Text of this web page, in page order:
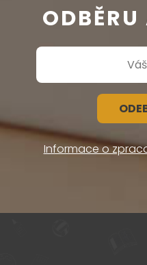
Informace o